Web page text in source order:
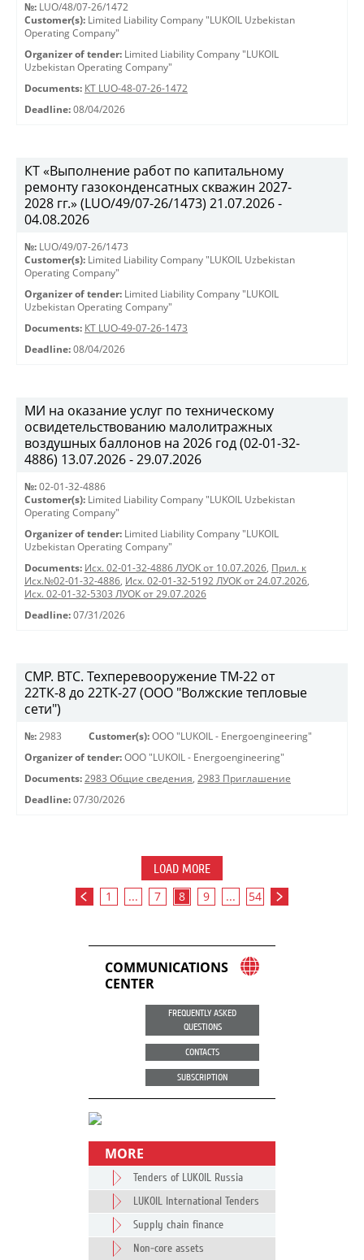
№: LUO/48/07-26/1472
Customer(s): Limited Liability Company "LUKOIL Uzbekistan
Operating Company"
Organizer of tender: Limited Liability Company "LUKOIL
Uzbekistan Operating Company"
Documents: КТ LUO-48-07-26-1472
Deadline: 08/04/2026
КТ «Выполнение работ по капитальному
ремонту газоконденсатных скважин 2027-
2028 гг.» (LUO/49/07-26/1473) 21.07.2026 -
04.08.2026
№: LUO/49/07-26/1473
Customer(s): Limited Liability Company "LUKOIL Uzbekistan
Operating Company"
Organizer of tender: Limited Liability Company "LUKOIL
Uzbekistan Operating Company"
Documents: КТ LUO-49-07-26-1473
Deadline: 08/04/2026
МИ на оказание услуг по техническому
освидетельствованию малолитражных
воздушных баллонов на 2026 год (02-01-32-
4886) 13.07.2026 - 29.07.2026
№: 02-01-32-4886
Customer(s): Limited Liability Company "LUKOIL Uzbekistan
Operating Company"
Organizer of tender: Limited Liability Company "LUKOIL
Uzbekistan Operating Company"
Documents: Исх. 02-01-32-4886 ЛУОК от 10.07.2026, Прил. к
Исх.№02-01-32-4886, Исх. 02-01-32-5192 ЛУОК от 24.07.2026,
Исх. 02-01-32-5303 ЛУОК от 29.07.2026
Deadline: 07/31/2026
СМР. ВТС. Техперевооружение ТМ-22 от
22ТК-8 до 22ТК-27 (ООО "Волжские тепловые
сети")
№: 2983 Customer(s): OOO "LUKOIL - Energoengineering"
Organizer of tender: OOO "LUKOIL - Energoengineering"
Documents: 2983 Общие сведения, 2983 Приглашение
Deadline: 07/30/2026
LOAD MORE
1 ... 7 8 9 ... 54
COMMUNICATIONS
CENTER
FREQUENTLY ASKED
QUESTIONS
CONTACTS
SUBSCRIPTION
MORE
Tenders of LUKOIL Russia
LUKOIL International Tenders
Supply chain finance
Non-core assets